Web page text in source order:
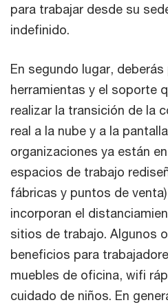
para trabajar desde su
indefinido.
En segundo lugar,
herramientas y el soporte
realizar la transición de la
real a la nube y a la
organizaciones ya están
espacios de trabajo
fábricas y puntos de
incorporan el
sitios de trabajo. Algunos
beneficios para
muebles de oficina, wifi
cuidado de niños. En